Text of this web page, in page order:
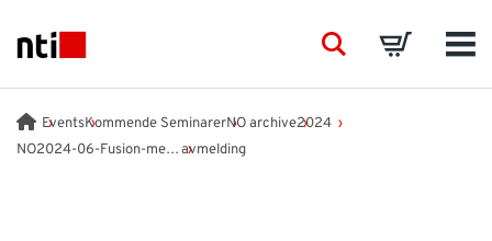
NTI logo
BRANSJER
SearchBasket
EventsKommende SeminarerNO archive2024
NO2024-06-Fusion-meetingavmelding